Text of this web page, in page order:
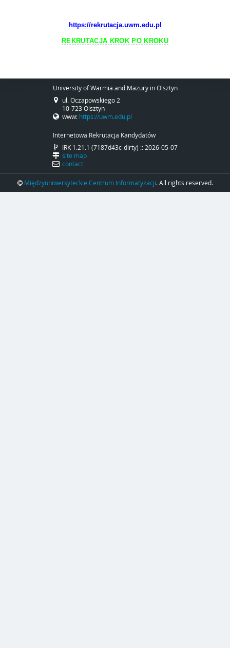
https://rekrutacja.uwm.edu.pl
REKRUTACJA KROK PO KROKU
University of Warmia and Mazury in Olsztyn
ul. Oczapowskiego 2
10-723 Olsztyn
www: https://uwm.edu.pl
Internetowa Rekrutacja Kandydatów
IRK 1.21.1 (7187d43c-dirty) :: 2026-05-07
site map
contact
Międzyuniwersyteckie Centrum Informatyzacji. All rights reserved.